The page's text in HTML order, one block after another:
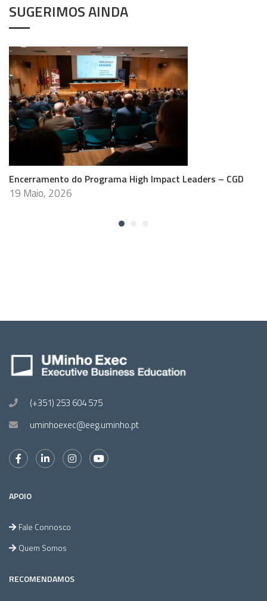
SUGERIMOS AINDA
Encerramento do Programa High Impact Leaders – CGD
19 Maio, 2026
(+351) 253 604 575
uminhoexec@eeg.uminho.pt
APOIO
Fale Connosco
Quem Somos
RECOMENDAMOS